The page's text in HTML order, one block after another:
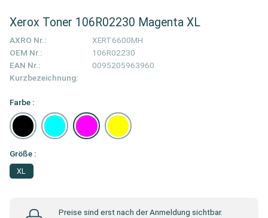
Xerox Toner 106R02230 Magenta XL
AXRO Nr.:
XERT6600MH
OEM Nr.:
106R02230
EAN Nr.:
0095205963960
Kurzbezeichnung:
Farbe :
Größe :
XL
Preise sind erst nach der Anmeldung sichtbar.